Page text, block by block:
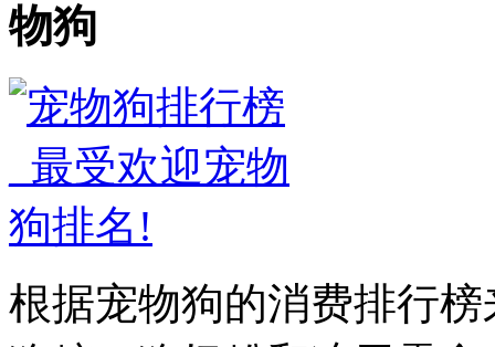
物狗
根据宠物狗的消费排行